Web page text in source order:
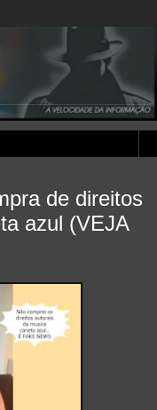
de direitos
azul (VEJA